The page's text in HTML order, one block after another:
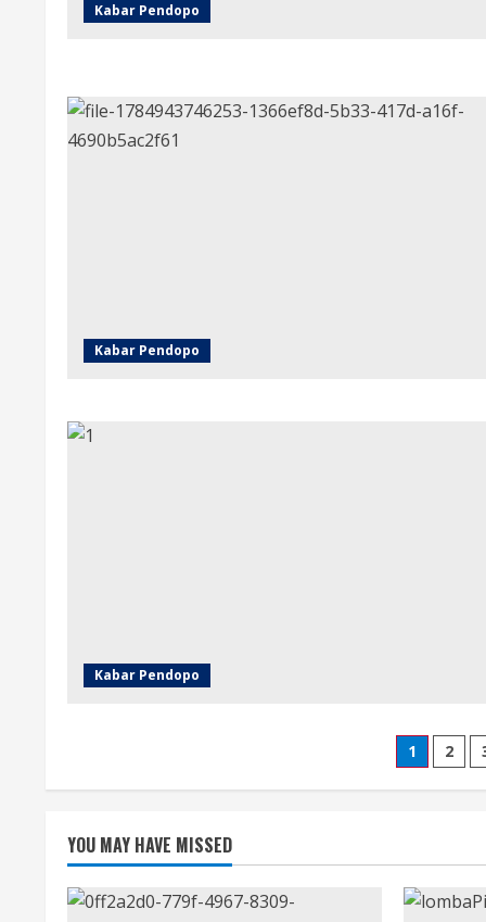
Kabar Pendopo
Kabar Pendopo
Kabar Pendopo
Posts
1 2
YOU MAY HAVE MISSED